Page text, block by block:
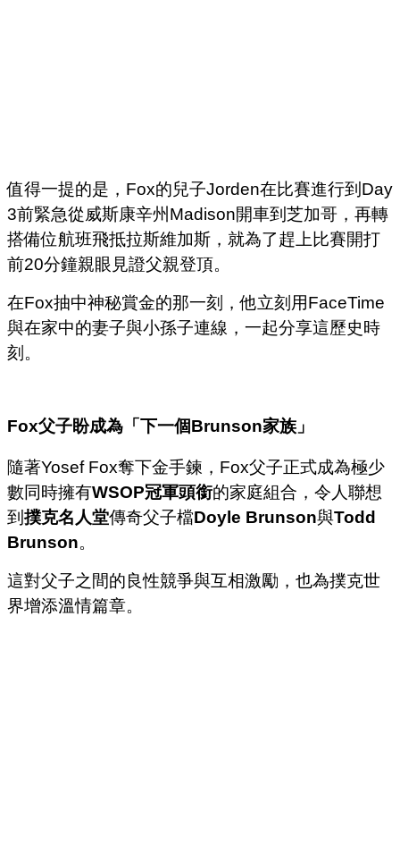
值得一提的是，Fox的兒子Jorden在比賽進行到Day
3前緊急從威斯康辛州Madison開車到芝加哥，再轉
搭備位航班飛抵拉斯維加斯，就為了趕上比賽開打
前20分鐘親眼見證父親登頂。
在Fox抽中神秘賞金的那一刻，他立刻用FaceTime
與在家中的妻子與小孫子連線，一起分享這歷史時
刻。
Fox父子盼成為「下一個Brunson家族」
隨著Yosef Fox奪下金手鍊，Fox父子正式成為極少
數同時擁有WSOP冠軍頭銜的家庭組合，令人聯想
到 撲克名人堂傳奇父子檔Doyle Brunson與Todd
Brunson。
這對父子之間的良性競爭與互相激勵，也為撲克世
界增添溫情篇章。